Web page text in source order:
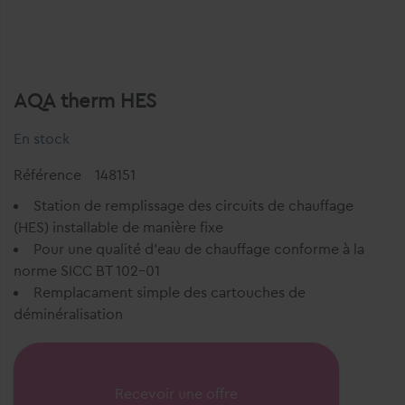
AQA therm HES
En stock
Référence
148151
Station de remplissage des circuits de chauffage
(HES) installable de manière fixe
Pour une qualité d'eau de chauffage conforme à la
norme SICC BT 102-01
Remplacament simple des cartouches de
déminéralisation
Recevoir une offre